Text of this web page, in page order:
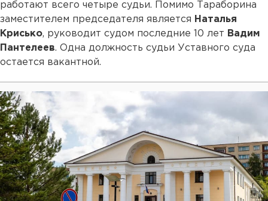
работают всего четыре судьи. Помимо Тараборина
заместителем председателя является Наталья
Крисько, руководит судом последние 10 лет Вадим
Пантелеев. Одна должность судьи Уставного суда
остается вакантной.